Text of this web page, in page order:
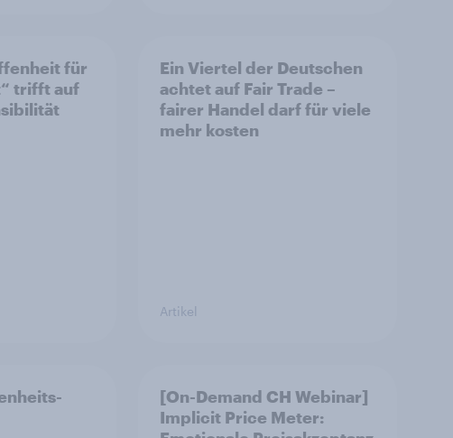
für
trifft auf
Ein Viertel der Deutschen
achtet auf Fair Trade –
fairer Handel darf für viele
mehr kosten
Artikel
[On-Demand CH Webinar]
Implicit Price Meter: